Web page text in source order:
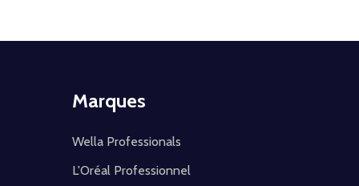
Marques
Wella Professionals
L'Oréal Professionnel